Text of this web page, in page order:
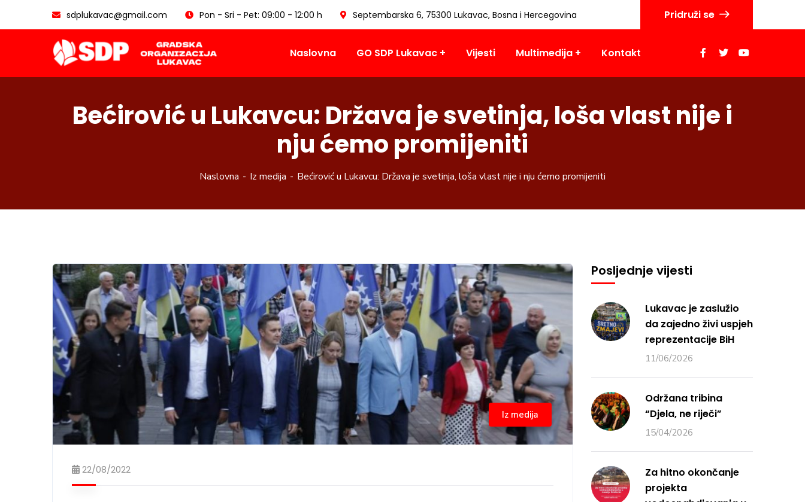
sdplukavac@gmail.com Pon - Sri - Pet: 09:00 - 12:00 h Septembarska 6, 75300 Lukavac, Bosna i Hercegovina Pridruži se
Naslovna GO SDP Lukavac Vijesti Multimedija Kontakt
Bećirović u Lukavcu: Država je svetinja, loša vlast nije i
nju ćemo promijeniti
Naslovna Iz medija Bećirović u Lukavcu: Država je svetinja, loša vlast nije i nju ćemo promijeniti
Iz medija
22/08/2022
Posljednje vijesti
Lukavac je zaslužio
da zajedno živi uspjeh
reprezentacije BiH
11/06/2026
Održana tribina
“Djela, ne riječi”
15/04/2026
Za hitno okončanje
projekta